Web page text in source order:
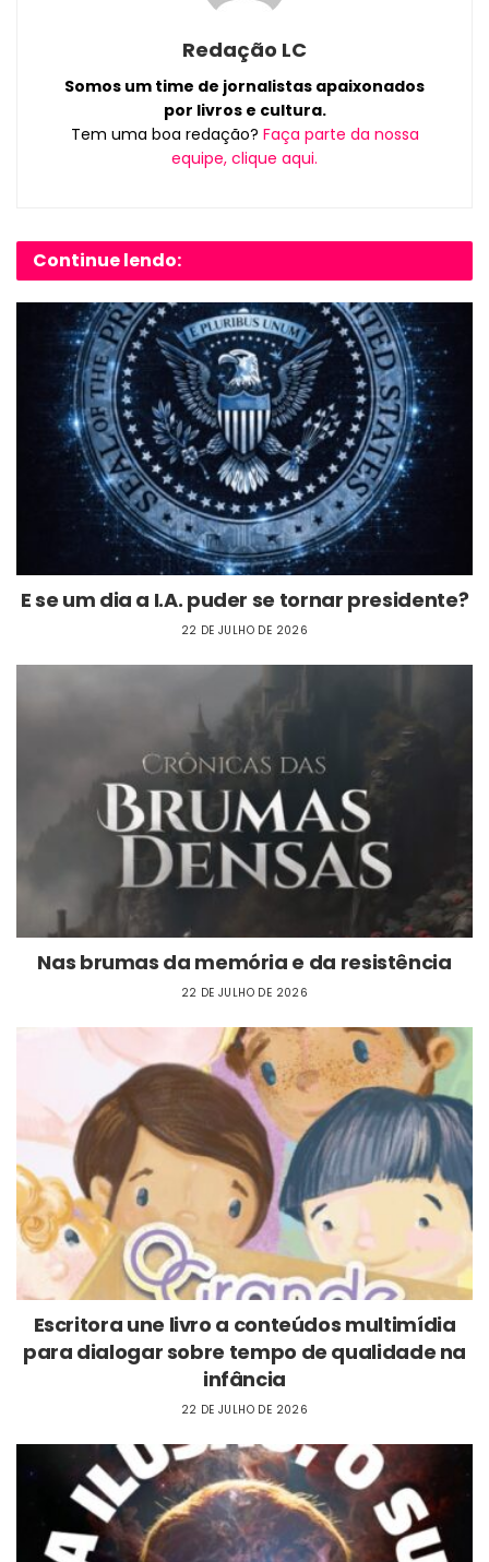
Redação LC
Somos um time de jornalistas apaixonados
por livros e cultura.
Tem uma boa redação? Faça parte da nossa
equipe, clique aqui.
Continue lendo:
E se um dia a I.A. puder se tornar presidente?
22 DE JULHO DE 2026
Nas brumas da memória e da resistência
22 DE JULHO DE 2026
Escritora une livro a conteúdos multimídia
para dialogar sobre tempo de qualidade na
infância
22 DE JULHO DE 2026